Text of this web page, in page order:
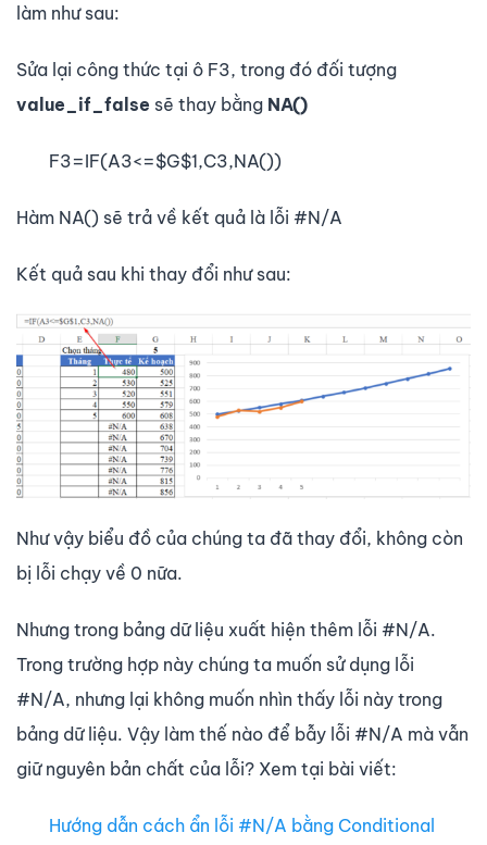
làm như sau:
Sửa lại công thức tại ô F3, trong đó đối tượng
value_if_false sẽ thay bằng NA()
F3=IF(A3<=$G$1,C3,NA())
Hàm NA() sẽ trả về kết quả là lỗi #N/A
Kết quả sau khi thay đổi như sau:
Như vậy biểu đồ của chúng ta đã thay đổi, không còn
bị lỗi chạy về 0 nữa.
Nhưng trong bảng dữ liệu xuất hiện thêm lỗi #N/A.
Trong trường hợp này chúng ta muốn sử dụng lỗi
#N/A, nhưng lại không muốn nhìn thấy lỗi này trong
bảng dữ liệu. Vậy làm thế nào để bẫy lỗi #N/A mà vẫn
giữ nguyên bản chất của lỗi? Xem tại bài viết:
Hướng dẫn cách ẩn lỗi #N/A bằng Conditional